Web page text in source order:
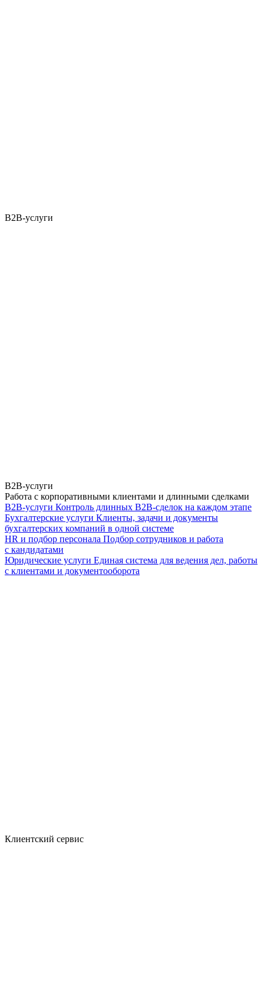
B2B-услуги
B2B-услуги
Работа с корпоративными клиентами и длинными сделками
B2B-услуги Контроль длинных B2B-сделок на каждом этапе
Бухгалтерские услуги Клиенты, задачи и документы
бухгалтерских компаний в одной системе
HR и подбор персонала Подбор сотрудников и работа
с кандидатами
Юридические услуги Единая система для ведения дел, работы
с клиентами и документооборота
Клиентский сервис